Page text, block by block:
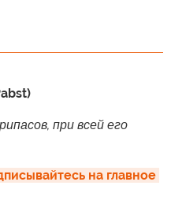
при всей его
на главное